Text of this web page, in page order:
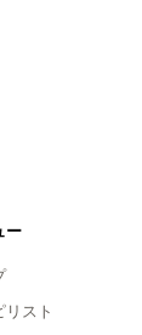
ー
リスト